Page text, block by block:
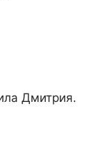
Дмитрия.